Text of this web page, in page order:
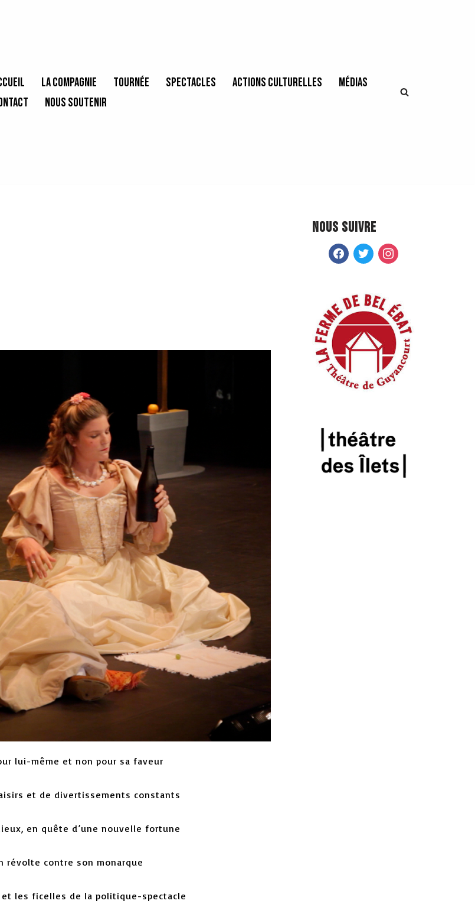
La Compagnie Tournée Spectacles Actions culturelles
Médias
Nous soutenir
lui-même et non pour sa faveur
et de divertissements constants
en quête d’une nouvelle fortune
révolte contre son monarque
les ficelles de la politique-spectacle
Nous suivre